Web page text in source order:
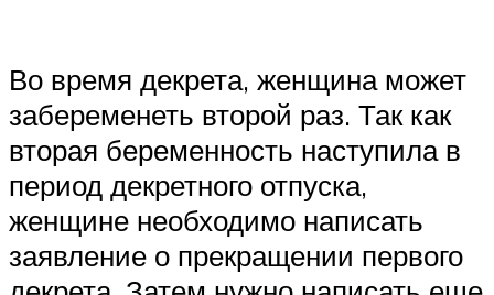
Во время декрета, женщина может
забеременеть второй раз. Так как
вторая беременность наступила в
период декретного отпуска,
женщине необходимо написать
заявление о прекращении первого